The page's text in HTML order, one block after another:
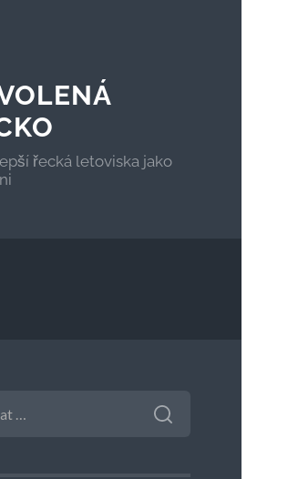
řecká letoviska jako